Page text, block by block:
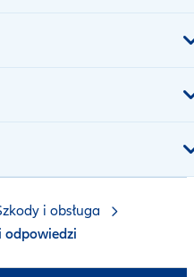
i obsługa
odpowiedzi